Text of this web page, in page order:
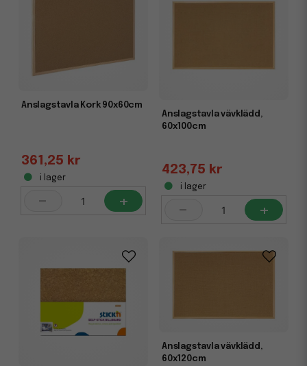
Anslagstavla Kork 90x60cm
361,25 kr
i lager
- +
Anslagstavla vävklädd,
60x100cm
423,75 kr
i lager
- +
Anslagstavla vävklädd,
60x120cm